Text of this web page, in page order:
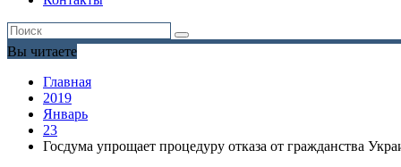
Вы читаете
Главная
2019
Январь
23
Госдума упрощает процедуру отказа от гражданства